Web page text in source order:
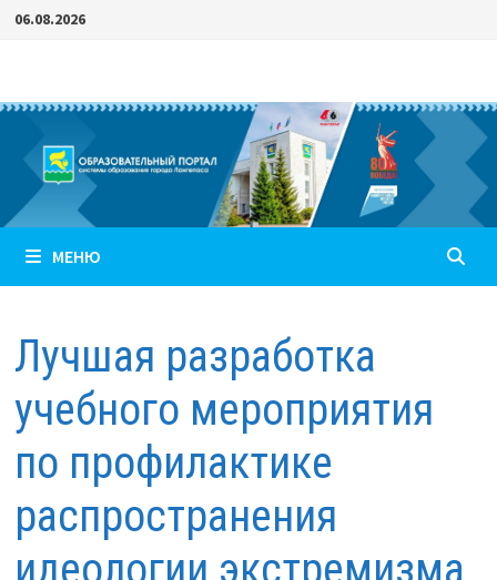
Перейти
06.08.2026
МЕНЮ
Лучшая разработка
учебного мероприятия
по профилактике
распространения
идеологии экстремизма